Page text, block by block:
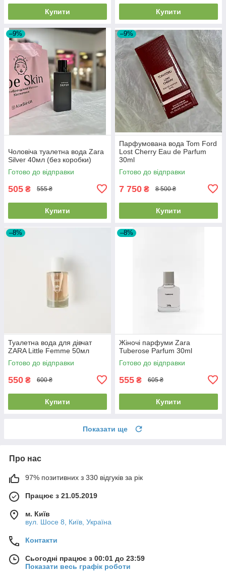
Купити Купити
–9%
Чоловіча туалетна вода Zara
Silver 40мл (без коробки)
Готово до відправки
505 ₴ 555 ₴
Купити
–9%
Парфумована вода Tom Ford
Lost Cherry Eau de Parfum
30ml
Готово до відправки
7 750 ₴ 8 500 ₴
Купити
–8%
Туалетна вода для дівчат
ZARA Little Femme 50мл
Готово до відправки
550 ₴ 600 ₴
Купити
–8%
Жіночі парфуми Zara
Tuberose Parfum 30ml
Готово до відправки
555 ₴ 605 ₴
Купити
Показати ще
Про нас
97% позитивних з 330 відгуків за рік
Працює з 21.05.2019
м. Київ
вул. Шосе 8, Київ, Україна
Контакти
Сьогодні працює з 00:01 до 23:59
Показати весь графік роботи